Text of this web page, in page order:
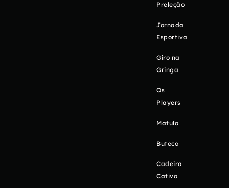
Preleção
Jornada
Esportiva
Giro na
Gringa
Os
Players
Matula
Buteco
Cadeira
Cativa